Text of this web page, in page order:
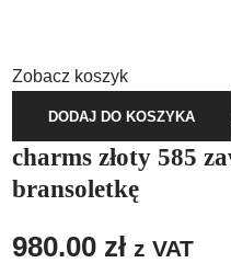
Zobacz koszyk
DODAJ DO KOSZYKA
charms złoty 585
bransoletkę
980.00 zł z VAT